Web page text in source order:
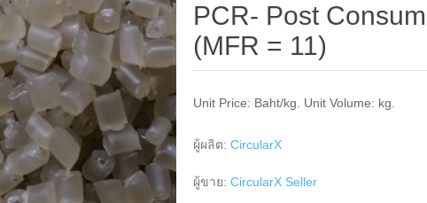
PCR- Post
(MFR = 11)
Unit Price: Baht/kg. Unit Volume: kg.
ผู้ผลิต: CircularX
ผู้ขาย: CircularX Seller